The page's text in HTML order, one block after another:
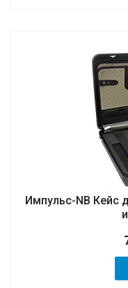
Импульс-NB Кейс